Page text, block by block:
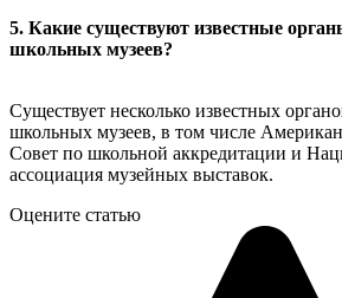
5. Какие существуют известные
школьных музеев?
Существует несколько известных
школьных музеев, в том числе
Совет по школьной аккредитации и
ассоциация музейных выставок.
Оцените статью